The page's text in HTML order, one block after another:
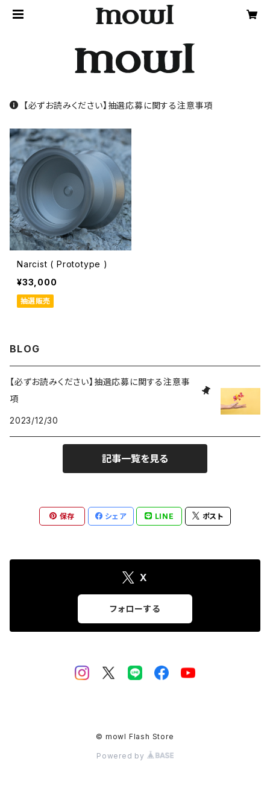
【必ずお読みください】抽選応募に関する注意事項
Narcist ( Prototype )
¥33,000
抽選販売
BLOG
【必ずお読みください】抽選応募に関する注意事
項
2023/12/30
記事一覧を見る
保存 シェア LINE ポスト
X
フォローする
© mowl Flash Store
Powered by